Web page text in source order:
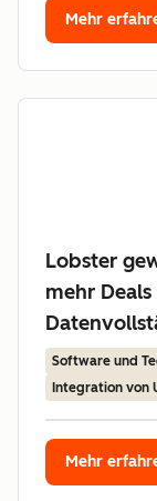
Mehr
Lobster
mehr
Software und
Integration von
Mehr